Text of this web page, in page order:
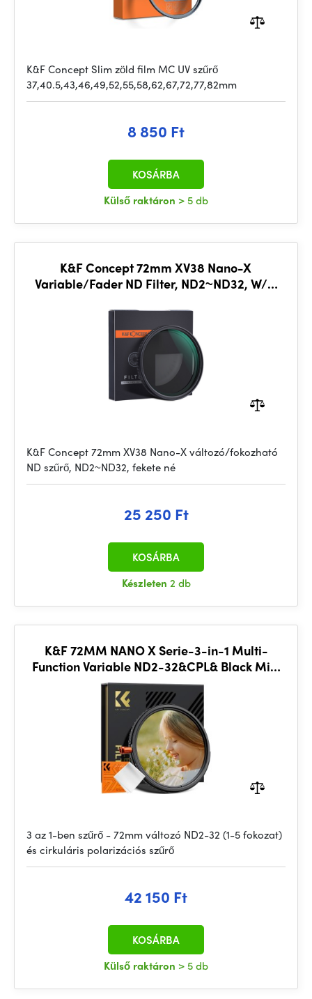
K&F Concept Slim zöld film MC UV szűrő
37,40.5,43,46,49,52,55,58,62,67,72,77,82mm
8 850 Ft
Külső raktáron > 5 db
KOSÁRBA
K&F Concept 72mm XV38 Nano-X
Variable/Fader ND Filter, ND2~ND32, W/O
K&F Concept 72mm XV38 Nano-X változó/fokozható
ND szűrő, ND2~ND32, fekete né
25 250 Ft
Készleten 2 db
KOSÁRBA
K&F 72MM NANO X Serie-3-in-1 Multi-
Function Variable ND2-32&CPL& Black Mist
1/4, ultra-thin
3 az 1-ben szűrő - 72mm változó ND2-32 (1-5 fokozat)
és cirkuláris polarizációs szűrő
42 150 Ft
Külső raktáron > 5 db
KOSÁRBA